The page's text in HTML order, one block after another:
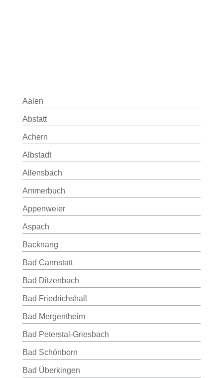
Aalen
Abstatt
Achern
Albstadt
Allensbach
Ammerbuch
Appenweier
Aspach
Backnang
Bad Cannstatt
Bad Ditzenbach
Bad Friedrichshall
Bad Mergentheim
Bad Peterstal-Griesbach
Bad Schönborn
Bad Überkingen